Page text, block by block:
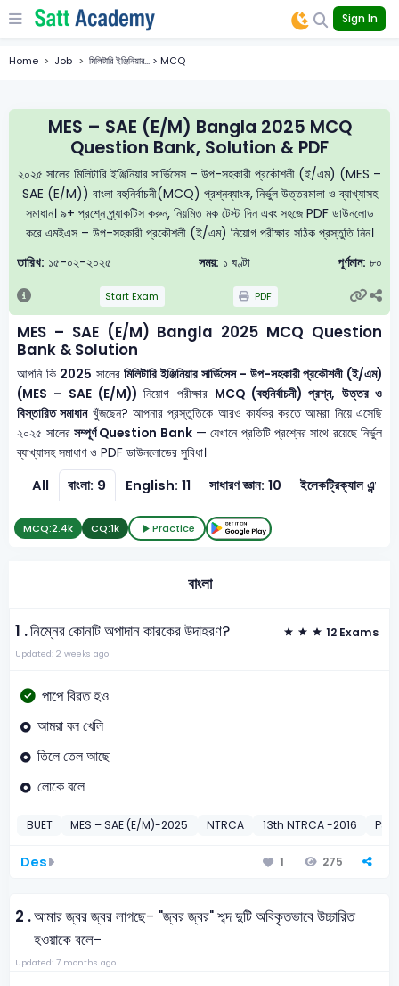
Sign In
Home Job মিলিটারি ইঞ্জিনিয়ার... > MCQ
MES – SAE (E/M) Bangla 2025 MCQ
Question Bank, Solution & PDF
২০২৫ সালের মিলিটারি ইঞ্জিনিয়ার সার্ভিসেস – উপ-সহকারী প্রকৌশলী (ই/এম) (MES –
SAE (E/M)) বাংলা বহুনির্বাচনী(MCQ) প্রশ্নব্যাংক, নির্ভুল উত্তরমালা ও ব্যাখ্যাসহ
সমাধান। ৯+ প্রশ্নে প্র্যাকটিস করুন, নিয়মিত মক টেস্ট দিন এবং সহজে PDF ডাউনলোড
করে এমইএস – উপ-সহকারী প্রকৌশলী (ই/এম) নিয়োগ পরীক্ষার সঠিক প্রস্তুতি নিন।
তারিখ: ১৫-০২-২০২৫ সময়: ১ ঘণ্টা পূর্ণমান: ৮০
Start Exam PDF
MES – SAE (E/M) Bangla 2025 MCQ Question
Bank & Solution
আপনি কি 2025 সালেরমিলিটারি ইঞ্জিনিয়ার সার্ভিসেস – উপ-সহকারী প্রকৌশলী (ই/এম)
(MES – SAE (E/M))নিয়োগ পরীক্ষার MCQ (বহুনির্বাচনী) প্রশ্ন, উত্তর ও
বিস্তারিত সমাধানখুঁজছেন? আপনার প্রস্তুতিকে আরও কার্যকর করতে আমরা নিয়ে এসেছি
২০২৫ সালের সম্পূর্ণ Question Bank— যেখানে প্রতিটি প্রশ্নের সাথে রয়েছে নির্ভুল
ব্যাখ্যাসহ সমাধাণ ও PDF ডাউনলোডের সুবিধা।
All বাংলা: 9 English: 11 সাধারণ জ্ঞান: 10 ইলেকট্রিক্যাল এন্ড
MCQ:2.4k CQ:1k Practice
বাংলা
1 .নিম্নের কোনটি অপাদান কারকের উদাহরণ? 12 Exams
Updated: 2 weeks ago
পাপে বিরত হও
আমরা বল খেলি
তিলে তেল আছে
লোকে বলে
BUET MES – SAE (E/M)-2025 NTRCA 13th NTRCA -2016 PSC
Des 1 275
2 .আমার জ্বর জ্বর লাগছে- "জ্বর জ্বর" শব্দ দুটি অবিকৃতভাবে উচ্চারিত
হওয়াকে বলে-
Updated: 7 months ago